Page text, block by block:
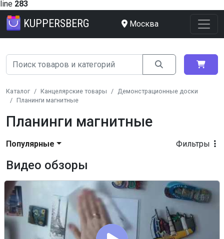
line 283
KUPPERSBERG Москва
Каталог Канцелярские товары
Демонстрационные доски
Планинги магнитные
Планинги магнитные
Фильтры
Популярные
Видео обзоры